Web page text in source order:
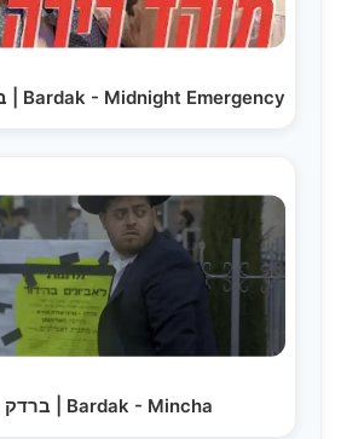
ברדק - מוקד לילה | Bardak - Midnight Emergency
ברדק - במנחה | Bardak - Mincha